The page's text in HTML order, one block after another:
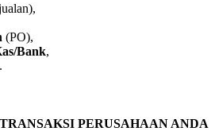
(PO),
Bank,
PERUSAHAAN ANDA